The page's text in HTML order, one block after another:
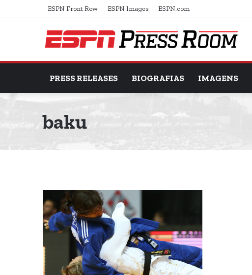
ESPN Front Row ESPN Images ESPN.com
PRESS RELEASES BIOGRAFIAS IMAGENS
baku